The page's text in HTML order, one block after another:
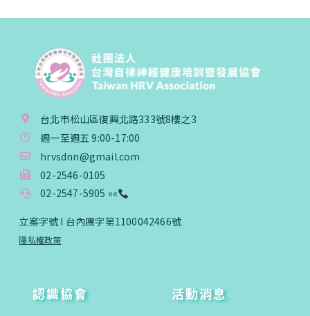
台北市松山區復興北路333號8樓之3
週一至週五 9:00-17:00
hrvsdnn@gmail.com
02-2546-0105
02-2547-5905 ««
立案字號 I 台內團字第1100042466號
隱私權政策
認識協會
活動消息